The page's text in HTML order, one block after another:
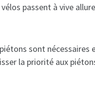
passent à vive
sont
la priorité aux